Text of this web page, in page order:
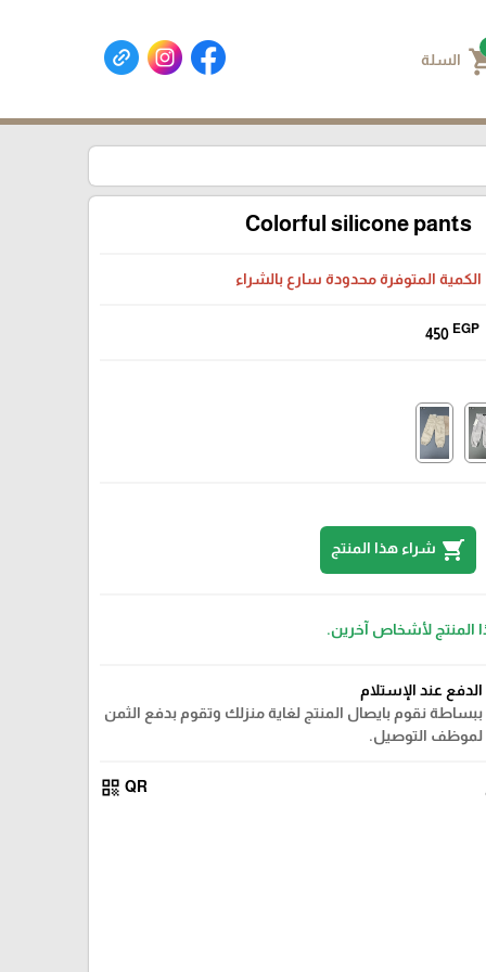
السلة
Colorful silicone pants
الكمية المتوفرة محدودة سارع بالشراء
450 EGP
shopping_cart شراء هذا المنتج
المنتج لأشخاص آخرين.
الدفع عند الإستلام
ببساطة نقوم بايصال المنتج لغاية منزلك وتقوم بدفع الثمن
لموظف التوصيل.
QR
qr_code